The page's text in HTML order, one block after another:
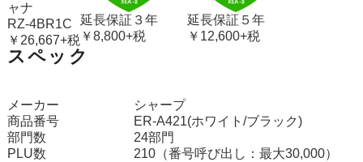
ャナ
RZ-4BR1C
￥26,667+税
延長保証３年
￥8,800+税
延長保証５年
￥12,600+税
スペック
メーカー
シャープ
商品番号
ER-A421(ホワイト/ブラック)
部門数
24部門
PLU数
210（番号呼び出し：最大30,000）